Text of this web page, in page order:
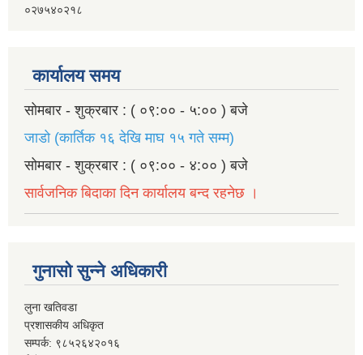
०२७५४०२१८
कार्यालय समय
सोमबार - शुक्रबार : ( ०९:०० - ५:०० ) बजे
जाडो (कार्तिक १६ देखि माघ १५ गते सम्म)
सोमबार - शुक्रबार : ( ०९:०० - ४:०० ) बजे
सार्वजनिक बिदाका दिन कार्यालय बन्द रहनेछ ।
गुनासो सुन्ने अधिकारी
लुना खतिवडा
प्रशासकीय अधिकृत
सम्पर्क: ९८५२६४२०१६